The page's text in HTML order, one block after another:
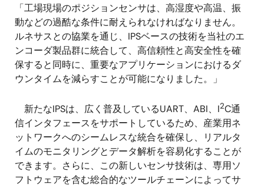
「工場現場のポジションセンサは、高湿度や高温、振
動などの過酷な条件に耐えられなければなりません。
ルネサスとの協業を通じ、IPSベースの技術を当社のエ
ンコーダ製品群に統合して、高信頼性と高安全性を確
保すると同時に、重要なアプリケーションにおけるダ
ウンタイムを減らすことが可能になりました。」
新たなIPSは、広く普及しているUART、ABI、I2C通
信インタフェースをサポートしているため、産業用ネ
ットワークへのシームレスな統合を確保し、リアルタ
イムのモニタリングとデータ解析を容易化することが
できます。さらに、この新しいセンサ技術は、専用ソ
フトウェアを含む総合的なツールチェーンによってサ